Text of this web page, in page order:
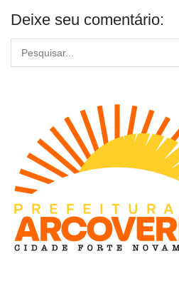
Deixe seu comentário: